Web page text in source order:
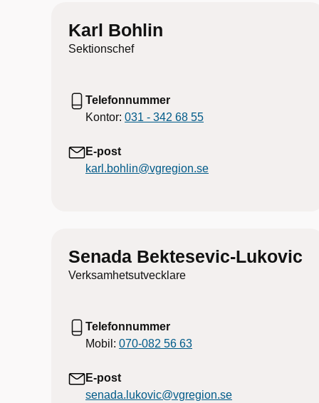
Karl Bohlin
Sektionschef
Telefonnummer
Kontor: 031 - 342 68 55
E-post
karl.bohlin@vgregion.se
Senada Bektesevic-Lukovic
Verksamhetsutvecklare
Telefonnummer
Mobil: 070-082 56 63
E-post
senada.lukovic@vgregion.se